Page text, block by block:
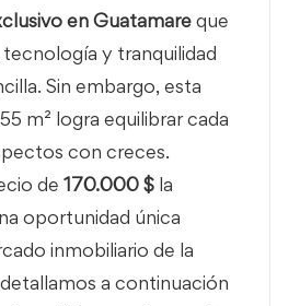
en Guatamare que
tecnología y tranquilidad
Sin embargo, esta
m² logra equilibrar cada
con creces.
de 170.000 $ la
oportunidad única
inmobiliario de la
a continuación